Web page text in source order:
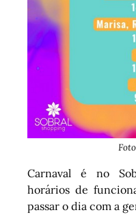
Carnaval é no
horários de
passar o dia com a